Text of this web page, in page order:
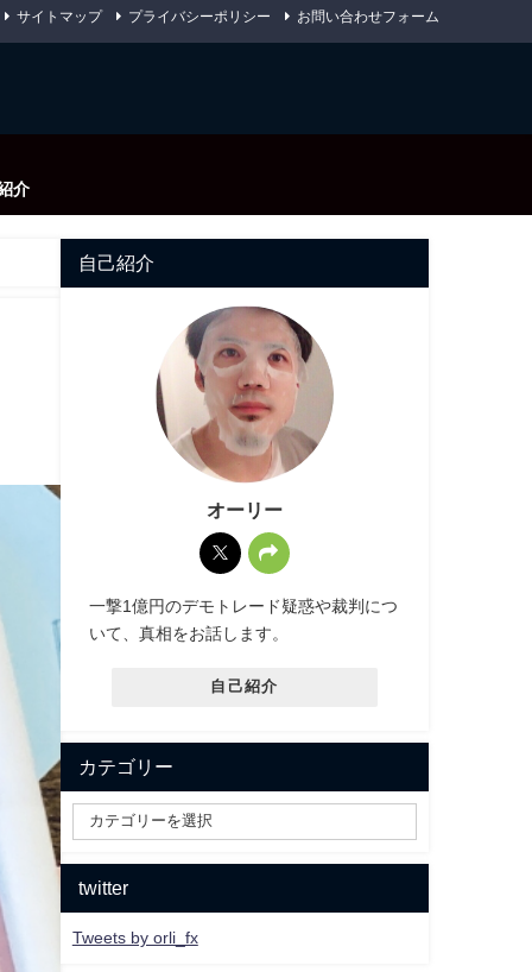
サイトマップ プライバシーポリシー お問い合わせフォーム
介
自己紹介
オーリー
一撃1億円のデモトレード疑惑や裁判につ
いて、真相をお話します。
自己紹介
カテゴリー
twitter
Tweets by orli_fx